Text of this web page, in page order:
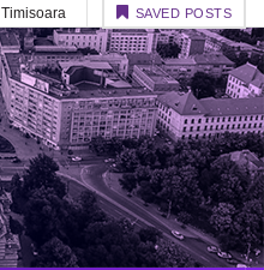
Timisoara SAVED POSTS